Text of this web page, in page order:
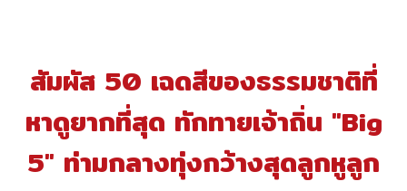
สัมผัส 50 เฉดสีของธรรมชาติที่
หาดูยากที่สุด ทักทายเจ้าถิ่น "Big
5" ท่ามกลางทุ่งกว้างสุดลูกหูลูก